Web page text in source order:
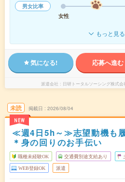
男女比率
女性
もっと見る
気になる! 応募へ進む
派遣会社 日研トータルソーシング株式
未読
NEW
掲載日 2026/08/04
≪週4日5h～≫志望動機も履
＊身の回りのお手伝い
職種未経験OK 交通費別途支給あり
WEB登録OK 派遣